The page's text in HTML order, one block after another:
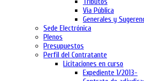
Via Pública
Generales y
Sede Electrónica
Plenos
Presupuestos
Perfil del Contratante
Licitaciones en curso
Expediente 1/2013-